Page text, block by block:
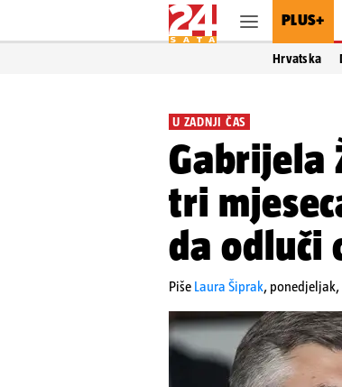
PLUS+
Hrvatska
U ZADNJI ČAS
Gabrijela
tri
da odluči
Piše Laura Šiprak, ponedjeljak,